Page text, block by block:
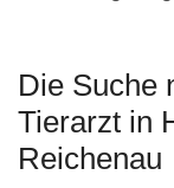
Die Suche
Tierarzt in
Reichenau